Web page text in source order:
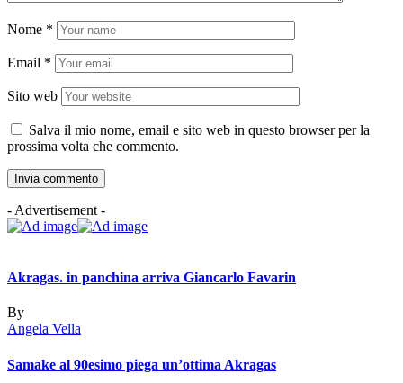
Nome *
Email *
Sito web
Salva il mio nome, email e sito web in questo browser per la
prossima volta che commento.
- Advertisement -
Akragas. in panchina arriva Giancarlo Favarin
By
Angela Vella
Samake al 90esimo piega un’ottima Akragas